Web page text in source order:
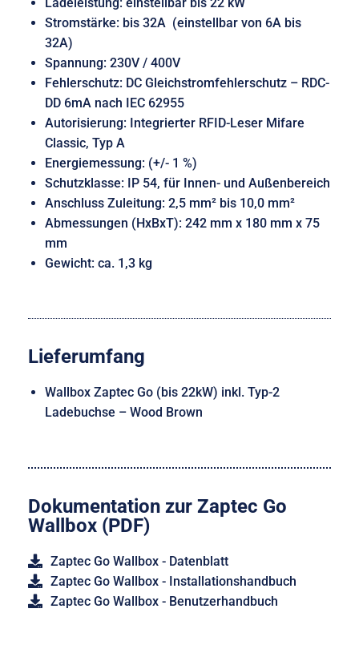
Stromstärke: bis 32A (einstellbar von 6A bis
32A)
Spannung: 230V / 400V
Fehlerschutz: DC Gleichstromfehlerschutz – RDC-
DD 6mA nach IEC 62955
Autorisierung: Integrierter RFID-Leser Mifare
Classic, Typ A
Energiemessung: (+/- 1 %)
Schutzklasse: IP 54, für Innen- und Außenbereich
Anschluss Zuleitung: 2,5 mm² bis 10,0 mm²
Abmessungen (HxBxT): 242 mm x 180 mm x 75
mm
Gewicht: ca. 1,3 kg
Lieferumfang
Wallbox Zaptec Go (bis 22kW) inkl. Typ-2
Ladebuchse – Wood Brown
Dokumentation zur Zaptec Go
Wallbox (PDF)
Zaptec Go Wallbox - Datenblatt
Zaptec Go Wallbox - Installationshandbuch
Zaptec Go Wallbox - Benutzerhandbuch